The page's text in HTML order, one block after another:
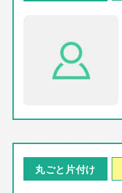
丸ごと片付け